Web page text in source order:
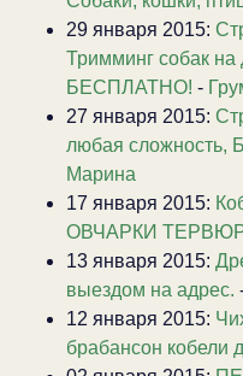
29 января 2015:
Тримминг собак
БЕСПЛАТНО! -
27 января 2015:
любая сложность,
Марина
17 января 2015:
ОВЧАРКИ
13 января 2015:
выездом на адрес.
12 января 2015:
брабансон кобели